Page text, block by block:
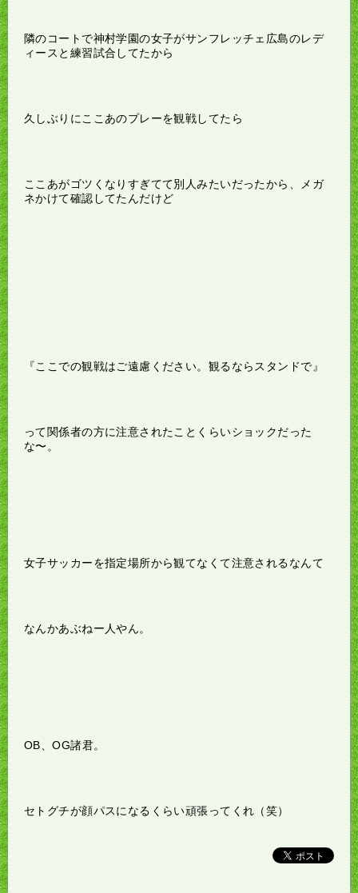
隣のコートで神村学園の女子がサンフレッチェ広島のレデ
ィースと練習試合してたから
久しぶりにここあのプレーを観戦してたら
ここあがゴツくなりすぎてて別人みたいだったから、メガ
ネかけて確認してたんだけど
『ここでの観戦はご遠慮ください。観るならスタンドで』
って関係者の方に注意されたことくらいショックだった
な〜。
女子サッカーを指定場所から観てなくて注意されるなんて
なんかあぶねー人やん。
OB、OG諸君。
セトグチが顔パスになるくらい頑張ってくれ（笑）